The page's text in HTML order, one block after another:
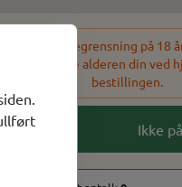
en aldersbegrensning på
å bekrefte alderen din ved
bestillingen.
Ikke